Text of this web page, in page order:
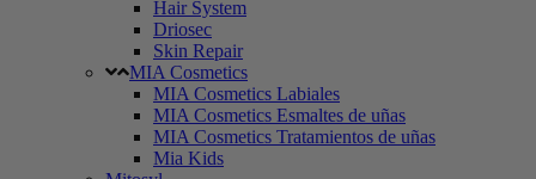
Hair System
Driosec
Skin Repair
MIA Cosmetics
MIA Cosmetics Labiales
MIA Cosmetics Esmaltes de uñas
MIA Cosmetics Tratamientos de uñas
Mia Kids